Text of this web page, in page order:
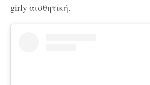
girly αισθητική.